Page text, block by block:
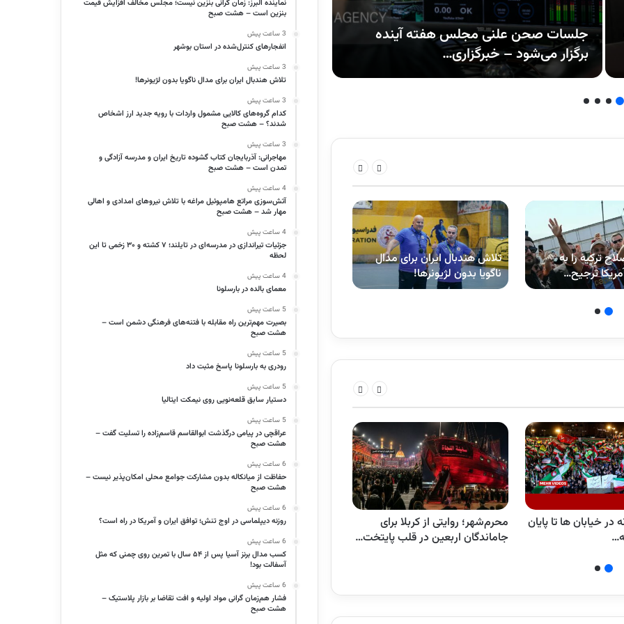
جلسات صحن علنی مجلس هفته آینده
برگزار می‌شود – خبرگزاری…
مطالبه ۹ ساله مردم غرب البرز محقق شد –
خبرگزاری…
ترکیه را به
ترجیح…
تلاش هندبال ایران برای مدال
ناگویا بدون لژیونرها!
معمای بالده در بارسلونا
خیابان ها تا پایان
محرم‌شهر؛ روایتی از کربلا برای
جاماندگان اربعین در قلب پایتخت…
تمامی اتوبوس‌های فعال تهران مجهز
به سیستم تهویه مطبوع هستند…
آغاز بهسازی مدارس تهران بر اساس
نماینده البرز: زمان گرانی بنزین نیست؛ مجلس مخالف افزایش قیمت
بنزین است – هشت صبح
3 ساعت پیش
انفجارهای کنترل‌شده در استان بوشهر
3 ساعت پیش
تلاش هندبال ایران برای مدال ناگویا بدون لژیونرها!
3 ساعت پیش
کدام گروه‌های کالایی مشمول واردات با رویه جدید ارز اشخاص
شدند؟ – هشت صبح
3 ساعت پیش
مهاجرانی: آذربایجان کتاب گشوده تاریخ ایران و مدرسه آزادگی و
تمدن است – هشت صبح
4 ساعت پیش
آتش‌سوزی مراتع هامپوئیل مراغه با تلاش نیروهای امدادی و اهالی
مهار شد – هشت صبح
4 ساعت پیش
جزئیات تیراندازی در مدرسه‌ای در تایلند؛ ۷ کشته و ۳۰ زخمی تا این
لحظه
4 ساعت پیش
معمای بالده در بارسلونا
5 ساعت پیش
بصیرت مهم‌ترین راه مقابله با فتنه‌های فرهنگی دشمن است –
هشت صبح
5 ساعت پیش
رودری به بارسلونا پاسخ مثبت داد
5 ساعت پیش
دستیار سابق قلعه‌نویی روی نیمکت ایتالیا
5 ساعت پیش
عراقچی در پیامی درگذشت ابوالقاسم قاسم‌زاده را تسلیت گفت –
هشت صبح
6 ساعت پیش
حفاظت از میانکاله بدون مشارکت جوامع محلی امکان‌پذیر نیست –
هشت صبح
6 ساعت پیش
روزنه دیپلماسی در اوج تنش؛ توافق ایران و آمریکا در راه است؟
6 ساعت پیش
کسب مدال برنز آسیا پس از ۵۴ سال با تمرین روی چمنی که مثل
آسفالت بود!
6 ساعت پیش
فشار هم‌زمان گرانی مواد اولیه و افت تقاضا بر بازار پلاستیک –
هشت صبح